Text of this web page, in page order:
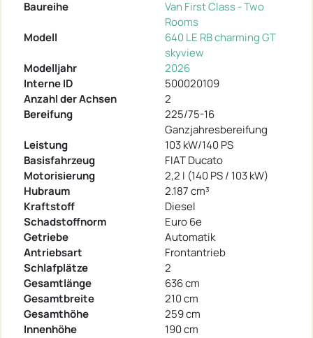
Baureihe
Van First Class - Two
Rooms
Modell
640 LE RB charming GT
skyview
Modelljahr
2026
Interne ID
500020109
Anzahl der Achsen
2
Bereifung
225/75-16
Ganzjahresbereifung
Leistung
103 kW/140 PS
Basisfahrzeug
FIAT Ducato
Motorisierung
2,2 I (140 PS / 103 kW)
Hubraum
2.187 cm³
Kraftstoff
Diesel
Schadstoffnorm
Euro 6e
Getriebe
Automatik
Antriebsart
Frontantrieb
Schlafplätze
2
Gesamtlänge
636 cm
Gesamtbreite
210 cm
Gesamthöhe
259 cm
Innenhöhe
190 cm